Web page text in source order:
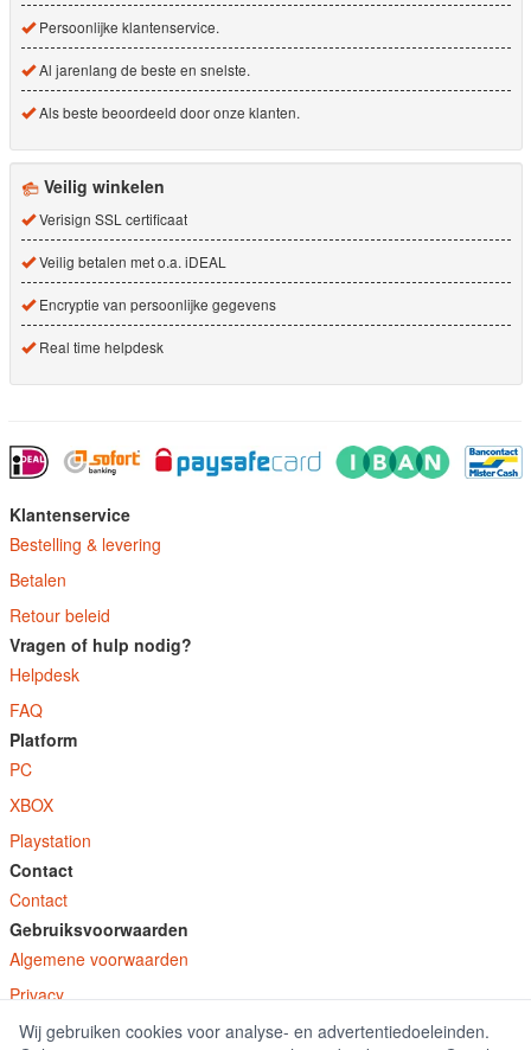
Persoonlijke klantenservice.
Al jarenlang de beste en snelste.
Als beste beoordeeld door onze klanten.
Veilig winkelen
Verisign SSL certificaat
Veilig betalen met o.a. iDEAL
Encryptie van persoonlijke gegevens
Real time helpdesk
Klantenservice
Bestelling & levering
Betalen
Retour beleid
Vragen of hulp nodig?
Helpdesk
FAQ
Platform
PC
XBOX
Playstation
Contact
Contact
Gebruiksvoorwaarden
Algemene voorwaarden
Privacy
© E-Keys B.V. 2026
Wij gebruiken cookies voor analyse- en advertentiedoeleinden.